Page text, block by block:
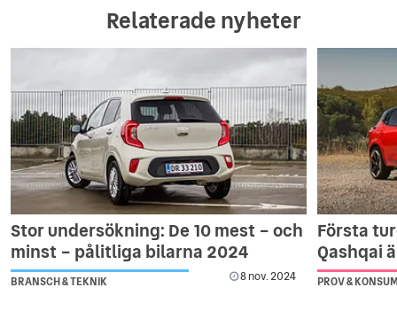
Relaterade nyheter
Stor undersökning: De 10 mest – och
minst – pålitliga bilarna 2024
BRANSCH & TEKNIK 8 nov. 2024
Första
Qashqai
PROV &